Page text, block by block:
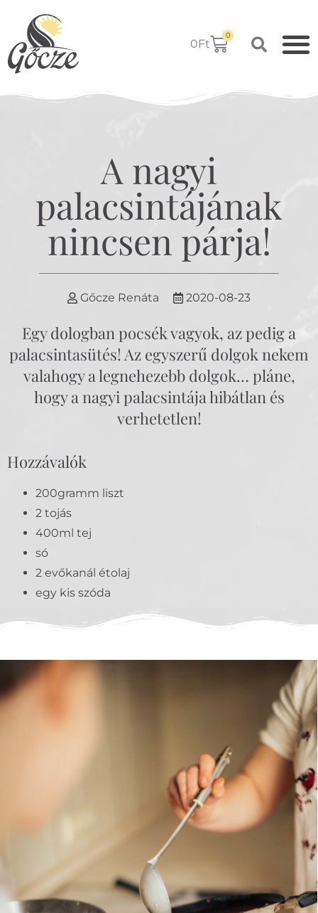
0Ft
0
A nagyi
palacsintájának
nincsen párja!
Gőcze Renáta 2020-08-23
Egy dologban pocsék vagyok, az pedig a
palacsintasütés! Az egyszerű dolgok nekem
valahogy a legnehezebb dolgok… pláne,
hogy a nagyi palacsintája hibátlan és
verhetetlen!
Hozzávalók
200gramm liszt
2 tojás
400ml tej
só
2 evőkanál étolaj
egy kis szóda